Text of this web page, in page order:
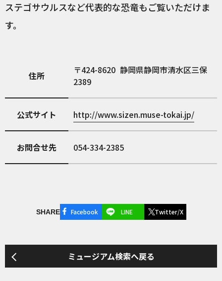
ステゴサウルスなど代表的な恐竜もご覧いただけま
す。
住所 424-8620 静岡県静岡市清水区三保
2389
公式サイト http://www.sizen.muse-tokai.jp/
お問合せ先 054-334-2385
SHARE Facebook LINE Twitter/X
ミュージアム検索へ戻る